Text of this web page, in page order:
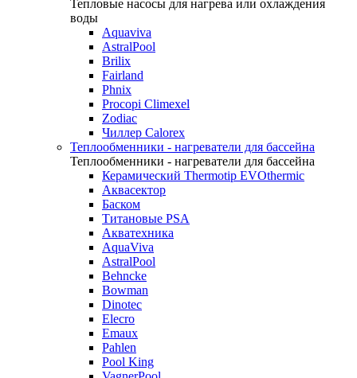
Тепловые насосы для нагрева или охлаждения
воды
Aquaviva
AstralPool
Brilix
Fairland
Phnix
Procopi Climexel
Zodiac
Чиллер Calorex
Теплообменники - нагреватели для бассейна
Теплообменники - нагреватели для бассейна
Керамический Thermotip EVOthermic
Аквасектор
Баском
Титановые PSA
Акватехника
AquaViva
AstralPool
Behncke
Bowman
Dinotec
Elecro
Emaux
Pahlen
Pool King